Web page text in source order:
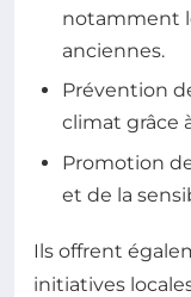
notamment
anciennes.
Prévention
climat grâce
Promotion
et de la
Ils offrent
initiatives